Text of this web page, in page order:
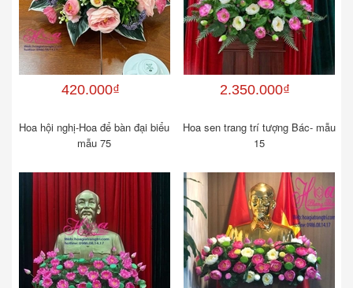
420.000₫
Hoa hội nghị-Hoa để bàn đại biểu
mẫu 75
2.350.000₫
Hoa sen trang trí tượng Bác- mẫu
15